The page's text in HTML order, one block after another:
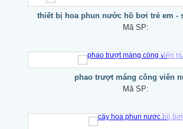
thiết bị hoa phun nước hồ bơi trẻ em -
Mã SP:
phao trượt máng công viên
Mã SP: